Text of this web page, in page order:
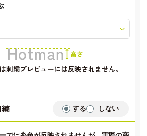
刺繍プレビューには反映されません。
繍 する しない